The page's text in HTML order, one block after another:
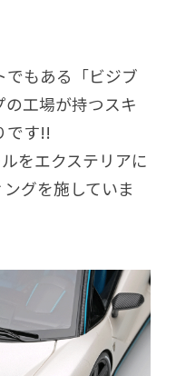
もある「ビジブ
工場が持つスキ
です!!
をエクステリアに
グを施していま